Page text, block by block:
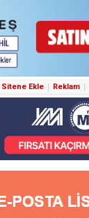
Sitene Ekle Reklam